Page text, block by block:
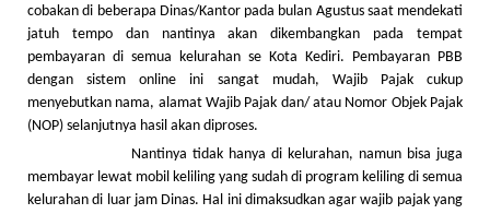
cobakan di beberapa Dinas/Kantor pada bulan Agustus saat mendekati
jatuh tempo dan nantinya akan dikembangkan pada tempat
pembayaran di semua kelurahan se Kota Kediri. Pembayaran PBB
dengan sistem online ini sangat mudah, Wajib Pajak cukup
menyebutkan nama, alamat Wajib Pajak dan/ atau Nomor Objek Pajak
(NOP) selanjutnya hasil akan diproses.
Nantinya tidak hanya di kelurahan, namun bisa juga
membayar lewat mobil keliling yang sudah di program keliling di semua
kelurahan di luar jam Dinas. Hal ini dimaksudkan agar wajib pajak yang